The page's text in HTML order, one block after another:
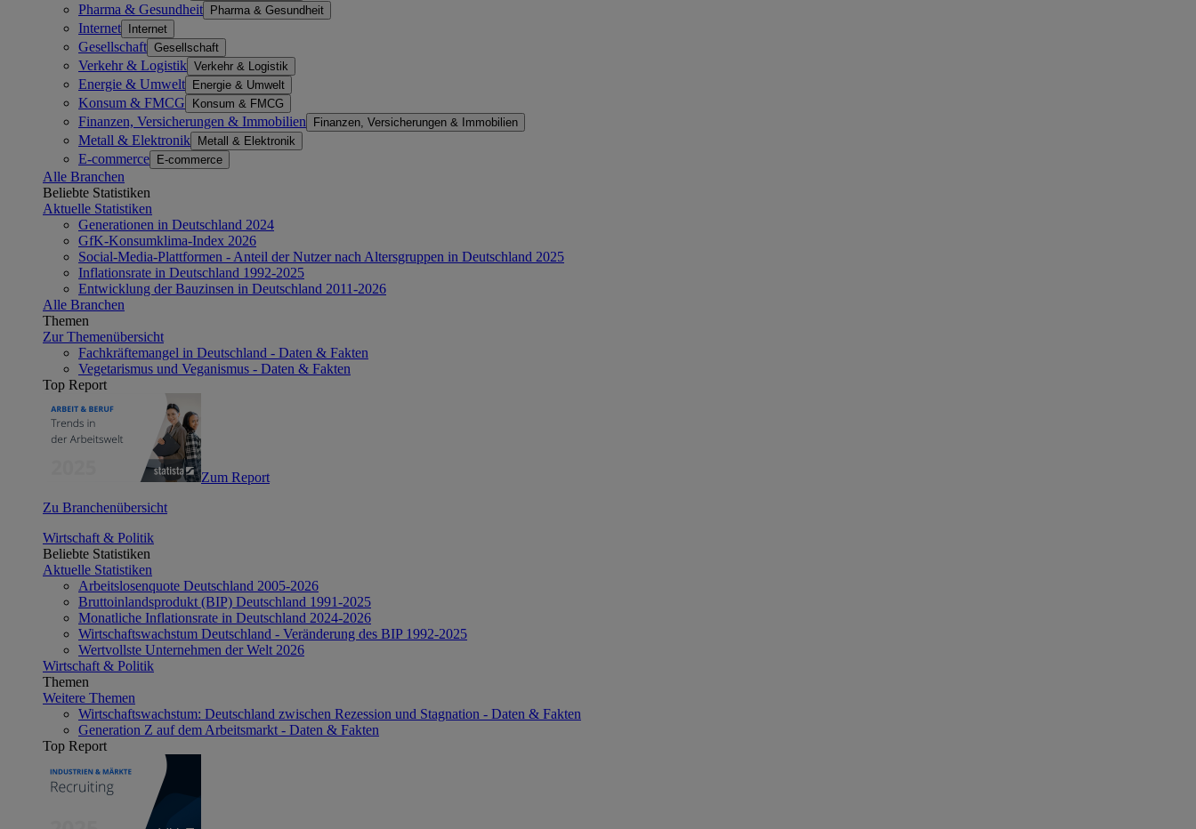
Pharma & Gesundheit Pharma & Gesundheit
Internet Internet
Gesellschaft Gesellschaft
Verkehr & Logistik Verkehr & Logistik
Energie & Umwelt Energie & Umwelt
Konsum & FMCG Konsum & FMCG
Finanzen, Versicherungen & Immobilien Finanzen, Versicherungen & Immobilien
Metall & Elektronik Metall & Elektronik
E-commerce E-commerce
Alle Branchen
Beliebte Statistiken
Aktuelle Statistiken
Generationen in Deutschland 2024
GfK-Konsumklima-Index 2026
Social-Media-Plattformen - Anteil der Nutzer nach Altersgruppen in Deutschland 2025
Inflationsrate in Deutschland 1992-2025
Entwicklung der Bauzinsen in Deutschland 2011-2026
Alle Branchen
Themen
Zur Themenübersicht
Fachkräftemangel in Deutschland - Daten & Fakten
Vegetarismus und Veganismus - Daten & Fakten
Top Report
Zum Report
Zu Branchenübersicht
Wirtschaft & Politik
Beliebte Statistiken
Aktuelle Statistiken
Arbeitslosenquote Deutschland 2005-2026
Bruttoinlandsprodukt (BIP) Deutschland 1991-2025
Monatliche Inflationsrate in Deutschland 2024-2026
Wirtschaftswachstum Deutschland - Veränderung des BIP 1992-2025
Wertvollste Unternehmen der Welt 2026
Wirtschaft & Politik
Themen
Weitere Themen
Wirtschaftswachstum: Deutschland zwischen Rezession und Stagnation - Daten & Fakten
Generation Z auf dem Arbeitsmarkt - Daten & Fakten
Top Report